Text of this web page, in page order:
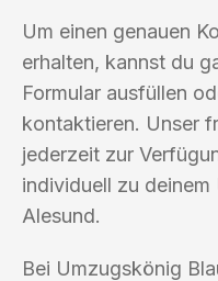
Um einen genauen
erhalten, kannst du
Formular ausfüllen
kontaktieren. Unser
jederzeit zur
individuell zu
Alesund.
Bei Umzugskönig